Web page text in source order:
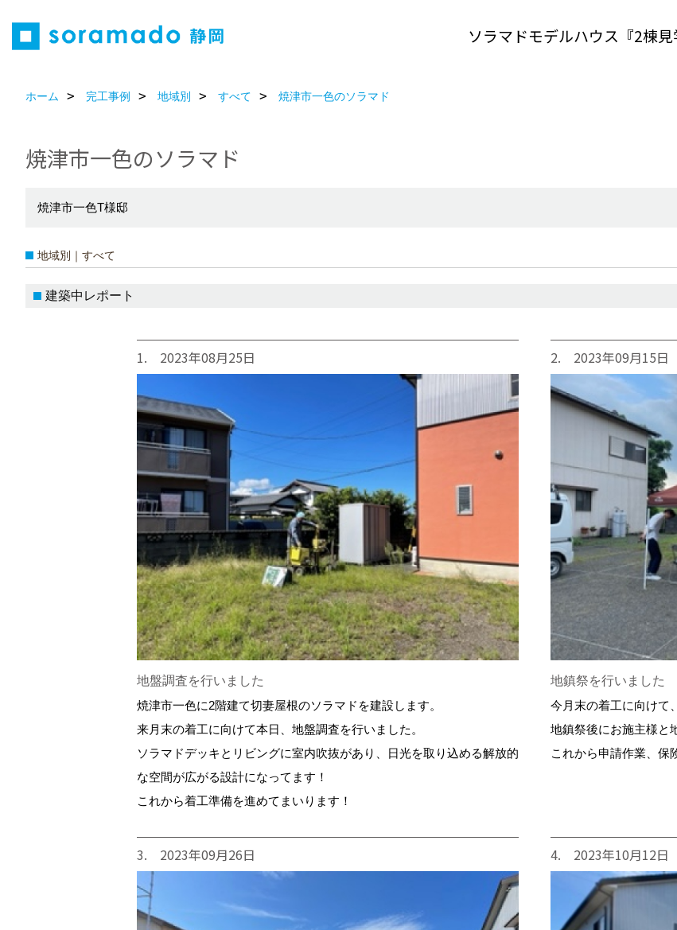
ソラマドモデルハウス『2棟見
ホーム 完工事例 地域別 すべて 焼津市一色のソラマド
焼津市一色のソラマド
焼津市一色T様邸
地域別｜すべて
建築中レポート
1. 2023年08月25日
地盤調査を行いました
焼津市一色に2階建て切妻屋根のソラマドを建設します。
来月末の着工に向けて本日、地盤調査を行いました。
ソラマドデッキとリビングに室内吹抜があり、日光を取り込める解放的
な空間が広がる設計になってます！
これから着工準備を進めてまいります！
2. 2023年09月15日
地鎮祭を行いました
今月末の着工に向けて
地鎮祭後にお施主様と
これから申請作業、保
3. 2023年09月26日 4. 2023年10月12日